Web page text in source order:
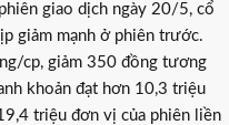
giao dịch ngày 20/5, cổ
giảm mạnh ở phiên trước.
cp, giảm 350 đồng tương
khoản đạt hơn 10,3 triệu
triệu đơn vị của phiên liền